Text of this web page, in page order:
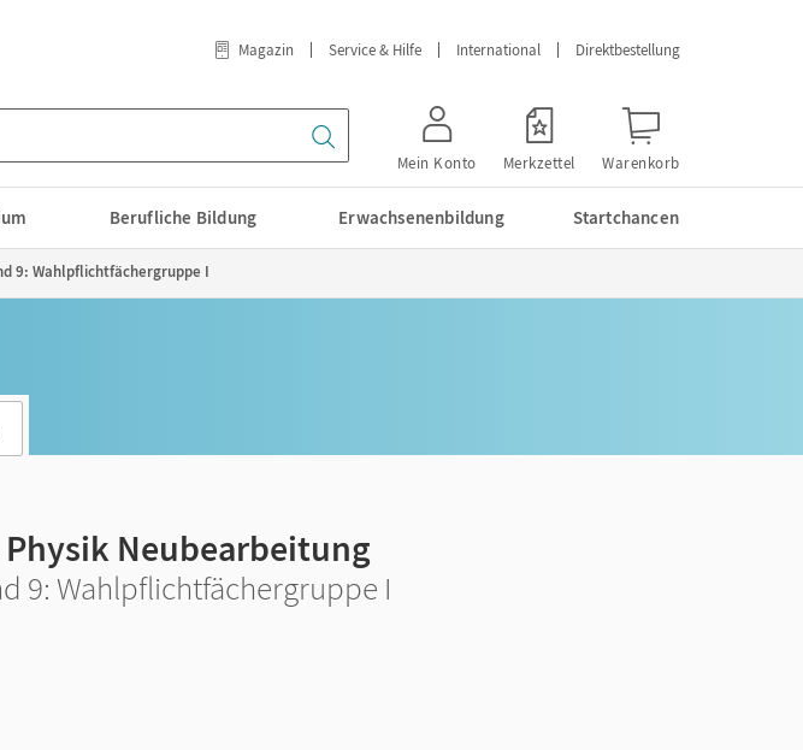
Magazin Service & Hilfe International Direktbestellung
Mein Konto Merkzettel Warenkorb
Berufliche Bildung Erwachsenenbildung Startchancen
9: Wahlpflichtfächergruppe I
Neubearbeitung
9: Wahlpflichtfächergruppe I